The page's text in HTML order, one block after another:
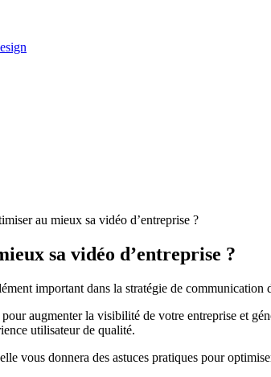
au mieux sa vidéo d’entreprise ?
sa vidéo d’entreprise ?
important dans la stratégie de communication
augmenter la visibilité de votre entreprise et
utilisateur de qualité.
vous donnera des astuces pratiques pour